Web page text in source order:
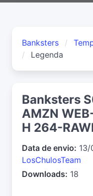
Banksters
Legenda
Banksters
AMZN
H 264-
Data de envio:
LosChulosTeam
Downloads: 18